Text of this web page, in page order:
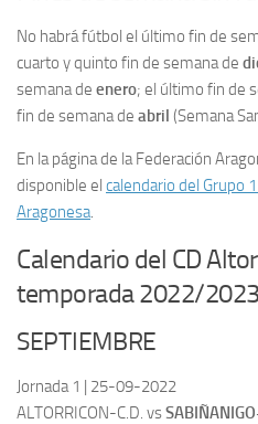
No habrá fútbol el último fin de
cuarto y quinto fin de semana de
semana de enero; el último fin de
fin de semana de abril (Semana
En la página de la Federación
disponible el calendario del Grupo
Aragonesa
Calendario del CD
temporada 2022/2023
SEPTIEMBRE
Jornada 1 | 25-09-2022
ALTORRICON-C.D. vs